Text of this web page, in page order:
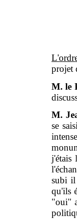
projet
M. le
M.
se
j'étais
subi il
qu'ils
"oui"